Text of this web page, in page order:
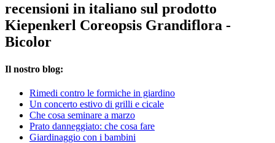
recensioni in italiano sul prodotto
Kiepenkerl Coreopsis Grandiflora -
Bicolor
Il nostro blog:
Rimedi contro le formiche in giardino
Un concerto estivo di grilli e cicale
Che cosa seminare a marzo
Prato danneggiato: che cosa fare
Giardinaggio con i bambini